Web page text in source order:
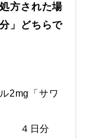
方された場
」どちらで
2mg「サワ
日分